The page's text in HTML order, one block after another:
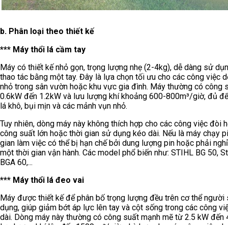
b. Phân loại theo thiết kế
*** Máy thổi lá cầm tay
Máy có thiết kế nhỏ gọn, trọng lượng nhẹ (2-4kg), dễ dàng sử
thao tác bằng một tay. Đây là lựa chọn tối ưu cho các công việc
nhỏ trong sân vườn hoặc khu vực gia đình. Máy thường có công
0.6kW đến 1.2kW và lưu lượng khí khoảng 600-800m³/giờ, đủ
lá khô, bụi mịn và các mảnh vụn nhỏ.
Tuy nhiên, dòng máy này không thích hợp cho các công việc đòi
công suất lớn hoặc thời gian sử dụng kéo dài. Nếu là máy chạy
gian làm việc có thể bị hạn chế bởi dung lượng pin hoặc phải
một thời gian vận hành. Các model phổ biến như: STIHL BG 50,
BGA 60,...
*** Máy thổi lá đeo vai
Máy được thiết kế để phân bố trọng lượng đều trên cơ thể người
dụng, giúp giảm bớt áp lực lên tay và cột sống trong các công
dài. Dòng máy này thường có công suất mạnh mẽ từ 2.5 kW đến